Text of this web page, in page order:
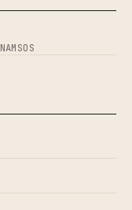
NAMSOS